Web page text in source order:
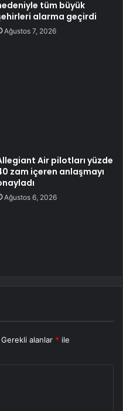
tüm büyük
alarma geçirdi
Ağustos 7, 2026
Air pilotları yüzde
zam içeren anlaşmayı
Ağustos 6, 2026
Gerekli alanlar * ile